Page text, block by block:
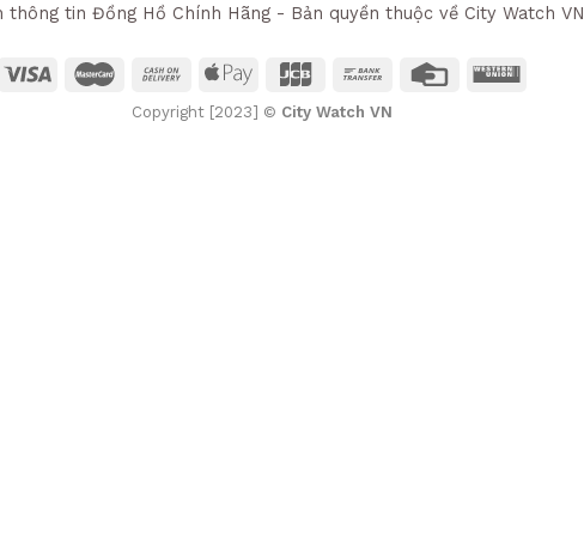
thông tin Đồng Hồ Chính Hãng - Bản quyền thuộc về City Watch VN
Copyright [2023] © City Watch VN